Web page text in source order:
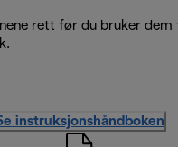
rett før du bruker
instruksjonshåndboken